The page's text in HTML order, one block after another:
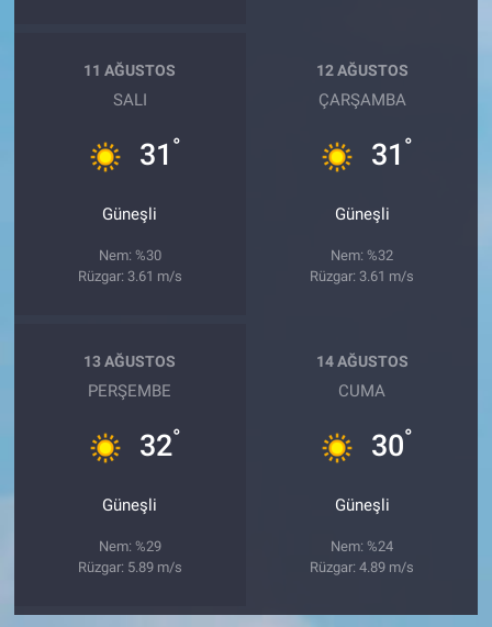
11 AĞUSTOS
SALI
31 °
Güneşli
Nem: %30
Rüzgar: 3.61 m/s
12 AĞUSTOS
ÇARŞAMBA
31 °
Güneşli
Nem: %32
Rüzgar: 3.61 m/s
13 AĞUSTOS
PERŞEMBE
32°
Güneşli
Nem: %29
Rüzgar: 5.89 m/s
14 AĞUSTOS
CUMA
30°
Güneşli
Nem: %24
Rüzgar: 4.89 m/s